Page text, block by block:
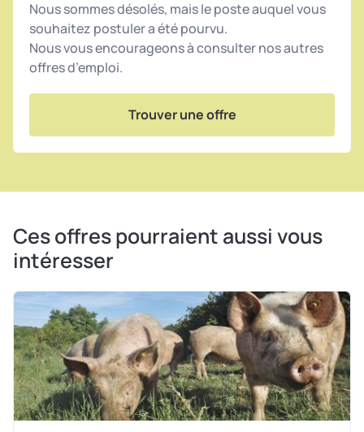
Nous sommes désolés, mais le poste auquel vous
souhaitez postuler a été pourvu.
Nous vous encourageons à consulter nos autres
offres d’emploi.
Trouver une offre
Ces offres pourraient aussi vous
intéresser